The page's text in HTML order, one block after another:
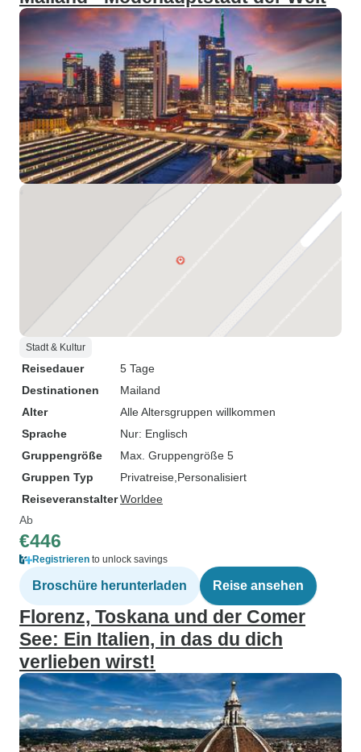
Stadt & Kultur
Reisedauer
5 Tage
Destinationen
Mailand
Alter
Alle Altersgruppen willkommen
Sprache
Nur: Englisch
Gruppengröße
Max. Gruppengröße 5
Gruppen Typ
Privatreise Personalisiert
ReiseveranstalterWorldee
Ab
€446
Registrieren to unlock savings
Broschüre herunterladen Reise ansehen
Florenz, Toskana und der Comer
See: Ein Italien, in das du dich
verlieben wirst!